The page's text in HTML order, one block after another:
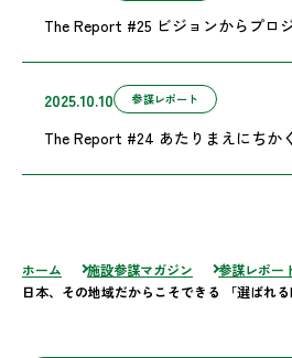
The Report #25 ビジョンからプロ
2025.10.10 参謀レポート
The Report #24 あたりまえにちか
ホーム 施設参謀マガジン
参謀レポー
日本、その地域だからこそできる 「選ばれ